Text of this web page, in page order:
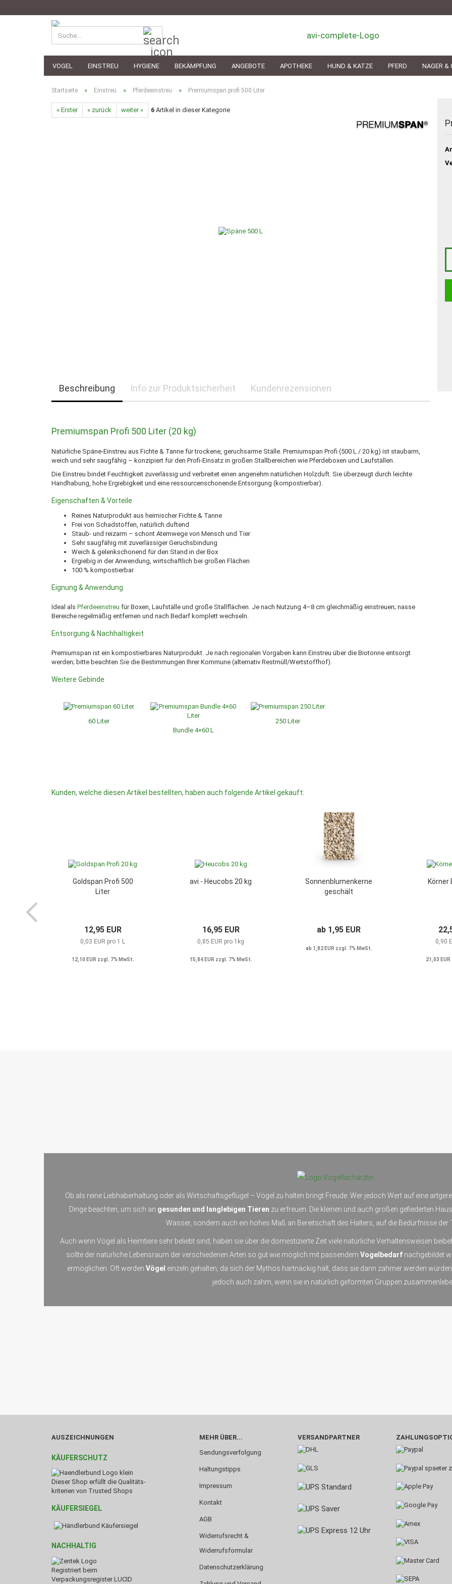
VOGEL EINSTREU HYGIENE BEKÄMPFUNG ANGEBOTE APOTHEKE HUND & KATZE PFERD NAGER &
Startseite » Einstreu » Pferdeeinstreu » Premiumspan profi 500 Liter
« Erster « zurück weiter » 6 Artikel in dieser Kategorie
Beschreibung Info zur Produktsicherheit Kundenrezensionen
Premiumspan Profi 500 Liter (20 kg)
Natürliche Späne-Einstreu aus Fichte & Tanne für trockene, geruchsarme Ställe. Premiumspan Profi (500 L / 20 kg) ist staubarm,
weich und sehr saugfähig – konzipiert für den Profi-Einsatz in großen Stallbereichen wie Pferdeboxen und Laufställen.
Die Einstreu bindet Feuchtigkeit zuverlässig und verbreitet einen angenehm natürlichen Holzduft. Sie überzeugt durch leichte
Handhabung, hohe Ergiebigkeit und eine ressourcenschonende Entsorgung (kompostierbar).
Eigenschaften & Vorteile
Reines Naturprodukt aus heimischer Fichte & Tanne
Frei von Schadstoffen, natürlich duftend
Staub- und reizarm – schont Atemwege von Mensch und Tier
Sehr saugfähig mit zuverlässiger Geruchsbindung
Weich & gelenkschonend für den Stand in der Box
Ergiebig in der Anwendung, wirtschaftlich bei großen Flächen
100 % kompostierbar
Eignung & Anwendung
Ideal als Pferdeeinstreu für Boxen, Laufställe und große Stallflächen. Je nach Nutzung 4–8 cm gleichmäßig einstreuen; nasse
Bereiche regelmäßig entfernen und nach Bedarf komplett wechseln.
Entsorgung & Nachhaltigkeit
Premiumspan ist ein kompostierbares Naturprodukt. Je nach regionalen Vorgaben kann Einstreu über die Biotonne entsorgt
werden; bitte beachten Sie die Bestimmungen Ihrer Kommune (alternativ Restmüll/Wertstoffhof).
Weitere Gebinde
60 Liter
Bundle 4×60 L
250 Liter
Kunden, welche diesen Artikel bestellten, haben auch folgende Artikel gekauft:
Goldspan Profi 500
Liter
12,95 EUR
0,03 EUR pro 1 L
12,10 EUR zzgl. 7% MwSt.
avi - Heucobs 20 kg
16,95 EUR
0,85 EUR pro 1kg
15,84 EUR zzgl. 7% MwSt.
Sonnenblumenkerne
geschält
ab 1,95 EUR
ab 1,82 EUR zzgl. 7% MwSt.
Körner
0,90
21,03 EUR
Ob als reine Liebhaberhaltung oder als Wirtschaftsgeflügel – Vögel zu halten bringt Freude. Wer jedoch Wert auf eine
Dinge beachten, um sich an gesunden und langlebigen Tieren zu erfreuen. Die kleinen und auch großen gefiederten
Wasser, sondern auch ein hohes Maß an Bereitschaft des Halters, auf die Bedürfnisse der
Auch wenn Vögel als Heimtiere sehr beliebt sind, haben sie über die domestizierte Zeit viele natürliche Verhaltensweisen
sollte der natürliche Lebensraum der verschiedenen Arten so gut wie möglich mit passendem Vogelbedarfnachgebildet
ermöglichen. Oft werden Vögel einzeln gehalten, da sich der Mythos hartnäckig hält, dass sie dann zahmer werden
jedoch auch zahm, wenn sie in natürlich geformten Gruppen
AUSZEICHNUNGEN
KÄUFERSCHUTZ
Dieser Shop erfüllt die Qualitäts-
kriterien von Trusted Shops
KÄUFERSIEGEL
NACHHALTIG
Registriert beim
Verpackungsregister LUCID
MEHR ÜBER...
Sendungsverfolgung
Haltungstipps
Impressum
Kontakt
AGB
Widerrufsrecht &
Widerrufsformular
Datenschutzerklärung
VERSANDPARTNER